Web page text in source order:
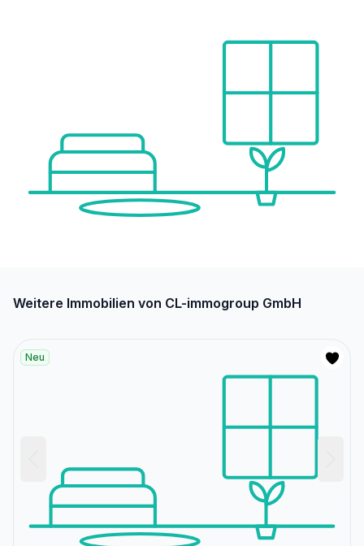
Weitere Immobilien von CL-immogroup GmbH
Neu